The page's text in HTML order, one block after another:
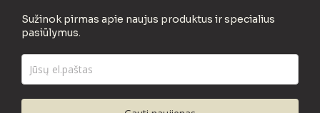
Sužinok pirmas apie naujus produktus ir specialius
pasiūlymus.